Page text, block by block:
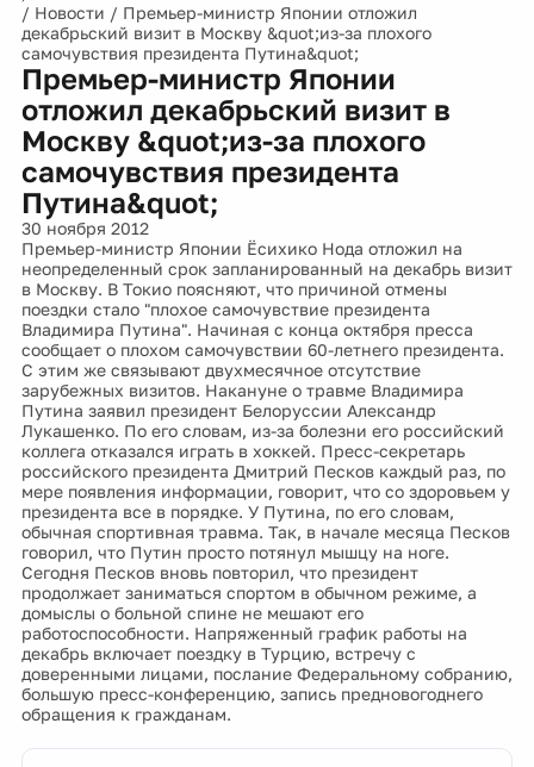
/ Новости / Премьер-министр Японии отложил
декабрьский визит в Москву &quot;из-за плохого
самочувствия президента Путина&quot;
Премьер-министр Японии
отложил декабрьский визит в
Москву &quot;из-за плохого
самочувствия президента
Путина&quot;
30 ноября 2012
Премьер-министр Японии Ёсихико Нода отложил на
неопределенный срок запланированный на декабрь визит
в Москву. В Токио поясняют, что причиной отмены
поездки стало "плохое самочувствие президента
Владимира Путина". Начиная с конца октября пресса
сообщает о плохом самочувствии 60-летнего президента.
С этим же связывают двухмесячное отсутствие
зарубежных визитов. Накануне о травме Владимира
Путина заявил президент Белоруссии Александр
Лукашенко. По его словам, из-за болезни его российский
коллега отказался играть в хоккей. Пресс-секретарь
российского президента Дмитрий Песков каждый раз, по
мере появления информации, говорит, что со здоровьем у
президента все в порядке. У Путина, по его словам,
обычная спортивная травма. Так, в начале месяца Песков
говорил, что Путин просто потянул мышцу на ноге.
Сегодня Песков вновь повторил, что президент
продолжает заниматься спортом в обычном режиме, а
домыслы о больной спине не мешают его
работоспособности. Напряженный график работы на
декабрь включает поездку в Турцию, встречу с
доверенными лицами, послание Федеральному собранию,
большую пресс-конференцию, запись предновогоднего
обращения к гражданам.